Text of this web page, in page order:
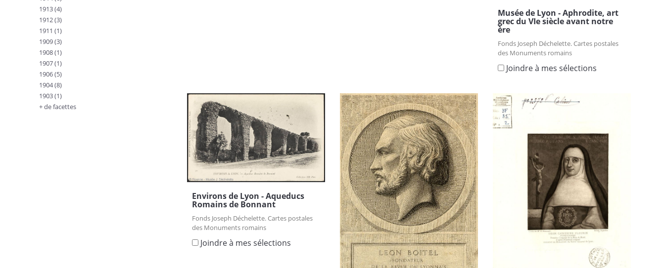
1913 (4)
1912 (3)
1911 (1)
1909 (3)
1908 (1)
1907 (1)
1906 (5)
1904 (8)
1903 (1)
+ de facettes
Musée de Lyon - Aphrodite, art
grec du VIe siècle avant notre
ère
Fonds Joseph Déchelette. Cartes postales
des Monuments romains
Joindre à mes sélections
Environs de Lyon - Aqueducs
Romains de Bonnant
Fonds Joseph Déchelette. Cartes postales
des Monuments romains
Joindre à mes sélections